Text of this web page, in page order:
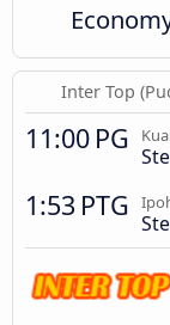
Inter Top
11:00 PG
1:53 PTG